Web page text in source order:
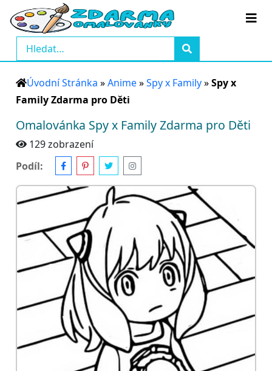
Úvodní Stránka »Anime»Spy x Family»Spy x
Family Zdarma pro Děti
Omalovánka Spy x Family Zdarma pro Děti
129 zobrazení
Podíl: